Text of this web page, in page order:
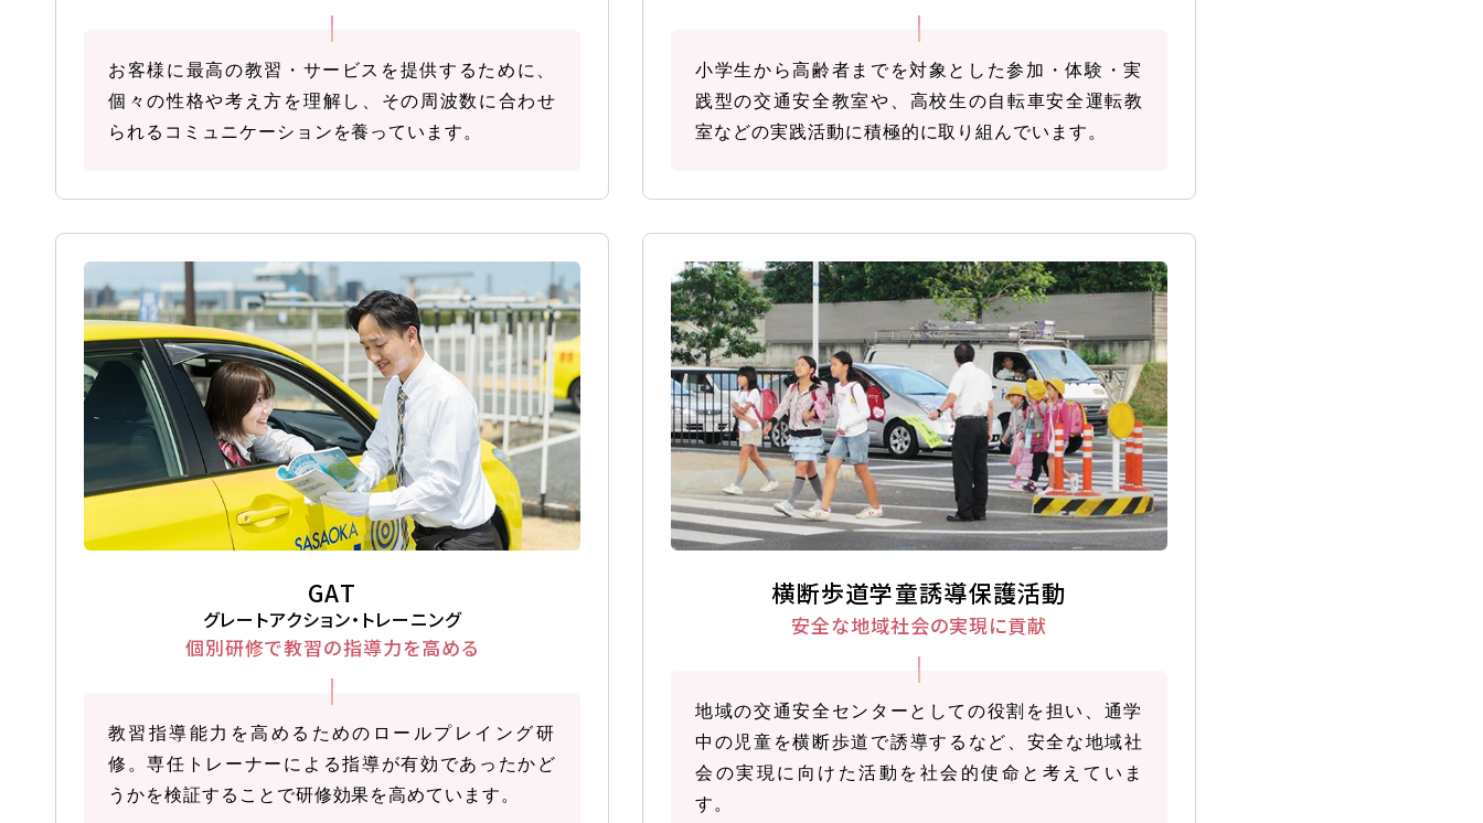
お盆期間中も営業しております
2026.08.01 お知らせ NEW!
2026.07.31 卒業生 NEW!
卒業生の声
お役立ちコラム
オンライン入校受付 資料請求
友人・知人紹介
FOLLOW SNS
お客様に最高の教習・サービスを提供するために、
個々の性格や考え方を理解し、その周波数に合わせ
られるコミュニケーションを養っています。
小学生から高齢者までを対象とした参加・体験・実
践型の交通安全教室や、高校生の自転車安全運転教
室などの実践活動に積極的に取り組んでいます。
GAT
グレートアクション・トレーニング
個別研修で教習の指導力を高める
教習指導能力を高めるためのロールプレイング研
修。専任トレーナーによる指導が有効であったかど
うかを検証することで研修効果を高めています。
横断歩道学童誘導保護活動
安全な地域社会の実現に貢献
地域の交通安全センターとしての役割を担い、通学
中の児童を横断歩道で誘導するなど、安全な地域社
会の実現に向けた活動を社会的使命と考えていま
す。